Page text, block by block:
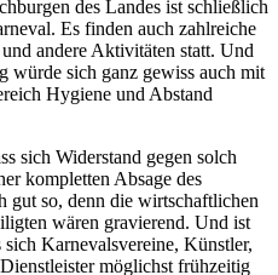
des Landes ist schließlich
Es finden auch zahlreiche
andere Aktivitäten statt. Und
würde sich ganz gewiss auch mit
Hygiene und Abstand
sich Widerstand gegen solch
kompletten Absage des
gut so, denn die wirtschaftlichen
wären gravierend. Und ist
sich Karnevalsvereine, Künstler,
möglichst frühzeitig